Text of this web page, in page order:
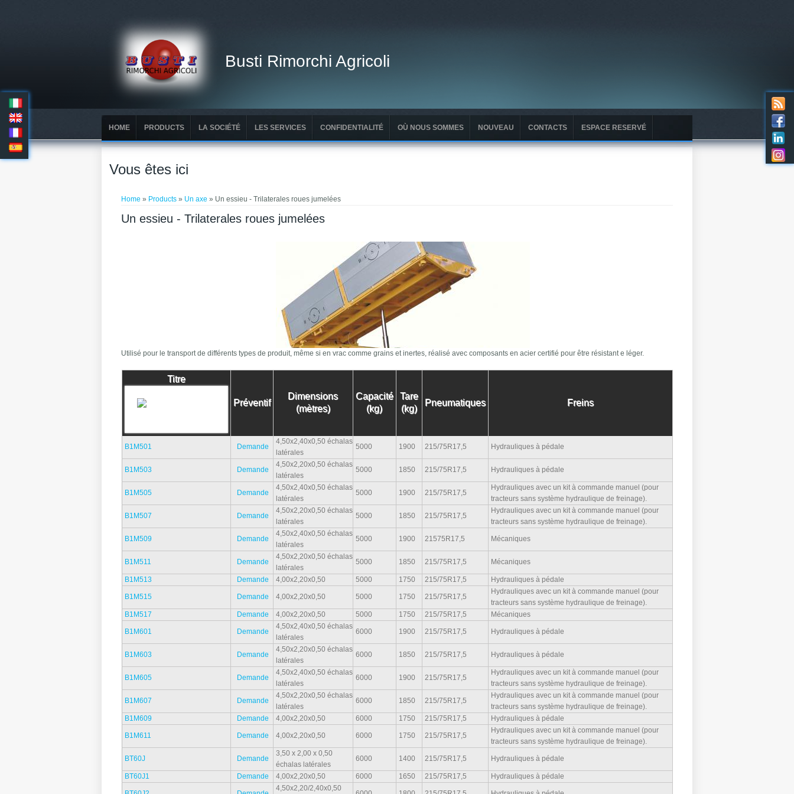
Busti Rimorchi Agricoli
HOME PRODUCTS LA SOCIÉTÉ LES SERVICES CONFIDENTIALITÉ OÙ NOUS SOMMES NOUVEAU CONTACTS ESPACE RESERVÉ
Vous êtes ici
Home » Products » Un axe » Un essieu - Trilaterales roues jumelées
Un essieu - Trilaterales roues jumelées
Utilisé pour le transport de différents types de produit, même si en vrac comme grains et inertes, réalisé avec composants en acier certifié pour être résistant e léger.
Titre
Préventif
Dimensions
(mètres)
Capacité
(kg)
Tare
(kg)
Pneumatiques Freins
B1M501 Demande
4,50x2,40x0,50 échalas
latérales
5000 1900 215/75R17,5 Hydrauliques à pédale
B1M503 Demande
4,50x2,20x0,50 échalas
latérales
5000 1850 215/75R17,5 Hydrauliques à pédale
B1M505 Demande
4,50x2,40x0,50 échalas
latérales
5000 1900 215/75R17,5
Hydrauliques avec un kit à commande manuel (pour
tracteurs sans système hydraulique de freinage).
B1M507 Demande
4,50x2,20x0,50 échalas
latérales
5000 1850 215/75R17,5
Hydrauliques avec un kit à commande manuel (pour
tracteurs sans système hydraulique de freinage).
B1M509 Demande
4,50x2,40x0,50 échalas
latérales
5000 1900 21575R17,5 Mécaniques
B1M511 Demande
4,50x2,20x0,50 échalas
latérales
5000 1850 215/75R17,5 Mécaniques
B1M513 Demande 4,00x2,20x0,50 5000 1750 215/75R17,5 Hydrauliques à pédale
B1M515 Demande 4,00x2,20x0,50 5000 1750 215/75R17,5
Hydrauliques avec un kit à commande manuel (pour
tracteurs sans système hydraulique de freinage).
B1M517
Demande 4,00x2,20x0,50 5000 1750 215/75R17,5 Mécaniques
B1M601 Demande
4,50x2,40x0,50 échalas
latérales
6000 1900 215/75R17,5 Hydrauliques à pédale
B1M603 Demande
4,50x2,20x0,50 échalas
latérales
6000 1850 215/75R17,5 Hydrauliques à pédale
B1M605 Demande
4,50x2,40x0,50 échalas
latérales
6000 1900 215/75R17,5
Hydrauliques avec un kit à commande manuel (pour
tracteurs sans système hydraulique de freinage).
B1M607 Demande
4,50x2,20x0,50 échalas
latérales
6000 1850 215/75R17,5
Hydrauliques avec un kit à commande manuel (pour
tracteurs sans système hydraulique de freinage).
B1M609
Demande 4,00x2,20x0,50 6000 1750 215/75R17,5 Hydrauliques à pédale
B1M611 Demande 4,00x2,20x0,50 6000 1750 215/75R17,5
Hydrauliques avec un kit à commande manuel (pour
tracteurs sans système hydraulique de freinage).
BT60J Demande
3,50 x 2,00 x 0,50
échalas latérales
6000 1400 215/75R17,5 Hydrauliques à pédale
BT60J1 Demande 4,00x2,20x0,50 6000 1650 215/75R17,5 Hydrauliques à pédale
4,50x2,20/2,40x0,50